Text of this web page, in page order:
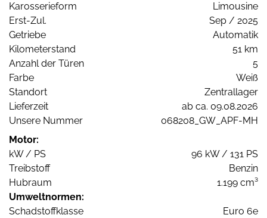
Karosserieform
Limousine
Erst-Zul.
Sep / 2025
Getriebe
Automatik
Kilometerstand
51 km
Anzahl der Türen
5
Farbe
Weiß
Standort
Zentrallager
Lieferzeit
ab ca. 09.08.2026
Unsere Nummer
068208_GW_APF-MH
Motor:
kW / PS
96 kW / 131 PS
Treibstoff
Benzin
Hubraum
1.199 cm³
Umweltnormen:
Schadstoffklasse
Euro 6e